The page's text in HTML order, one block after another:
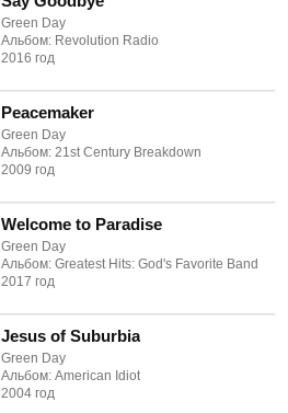
Green Day
Альбом: Revolution Radio
2016 год
Peacemaker
Green Day
Альбом: 21st Century Breakdown
2009 год
Welcome to Paradise
Green Day
Альбом: Greatest Hits: God's Favorite Band
2017 год
Jesus of Suburbia
Green Day
Альбом: American Idiot
2004 год